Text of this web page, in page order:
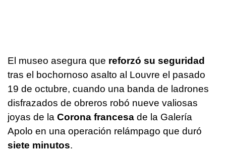
El museo asegura que reforzó su seguridad
tras el bochornoso asalto al Louvre el pasado
19 de octubre, cuando una banda de ladrones
disfrazados de obreros robó nueve valiosas
joyas de la Corona francesa de la Galería
Apolo en una operación relámpago que duró
siete minutos.